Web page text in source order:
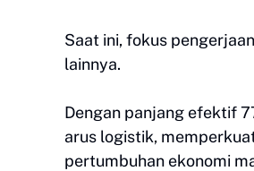
Saat ini, fokus
lainnya.
Dengan panjang efektif
arus logistik,
pertumbuhan ekonomi